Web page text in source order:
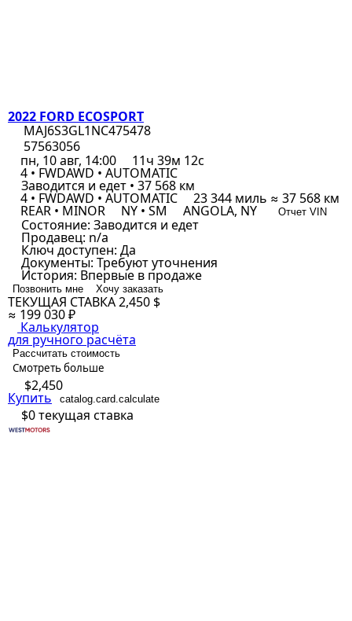
2022 FORD ECOSPORT
MAJ6S3GL1NC475478
57563056
пн, 10 авг, 14:00
11ч 39м 12с
4 • FWDAWD • AUTOMATIC
Заводится и едет • 37 568 км
4 • FWDAWD • AUTOMATIC 23 344 миль ≈ 37 568 км
REAR • MINOR NY • SM ANGOLA, NY Отчет VIN
Состояние: Заводится и едет
Продавец: n/a
Ключ доступен: Да
Документы: Требуют уточнения
История: Впервые в продаже
Позвонить мне Хочу заказать
ТЕКУЩАЯ СТАВКА2,450 $
≈ 199 030 ₽
Калькулятор
для ручного расчёта
Рассчитать стоимость
Смотреть больше
$2,450
Купить catalog.card.calculate
$0текущая ставка